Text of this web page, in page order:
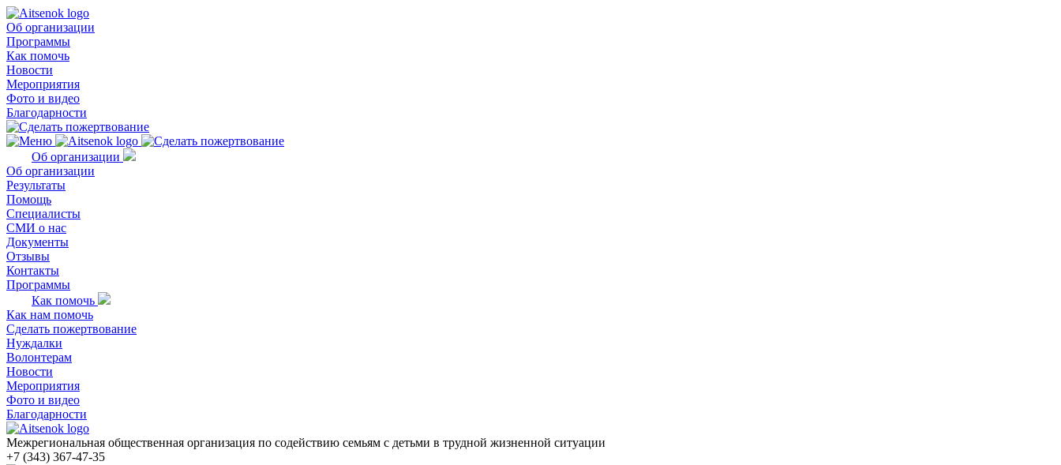
Об организации
Программы
Как помочь
Новости
Мероприятия
Фото и видео
Благодарности
Об организации
Об организации
Результаты
Помощь
Специалисты
СМИ о нас
Документы
Отзывы
Контакты
Программы
Как помочь
Как нам помочь
Сделать пожертвование
Нуждалки
Волонтерам
Новости
Мероприятия
Фото и видео
Благодарности
Межрегиональная общественная организация по содействию семьям с детьми в трудной жизненной ситуации
+7 (343) 367-47-35